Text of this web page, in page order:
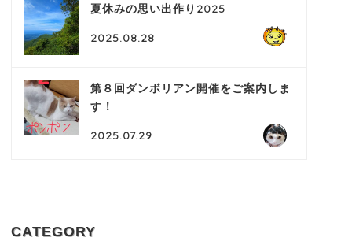
夏休みの思い出作り2025
2025.08.28
第８回ダンボリアン開催をご案内しま
す！
2025.07.29
CATEGORY